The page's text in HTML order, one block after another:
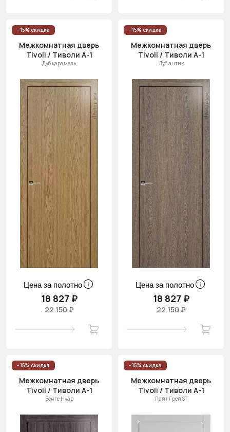
- 15% скидка
Межкомнатная дверь
Tivoli / Тиволи А-1
Дуб карамель
Цена за полотно
18 827 ₽
22 150 ₽
- 15% скидка
Межкомнатная дверь
Tivoli / Тиволи А-1
Дуб антик
Цена за полотно
18 827 ₽
22 150 ₽
- 15% скидка
Межкомнатная дверь
Tivoli / Тиволи А-1
Венге Нуар
- 15% скидка
Межкомнатная дверь
Tivoli / Тиволи А-1
Лайт Грей ST